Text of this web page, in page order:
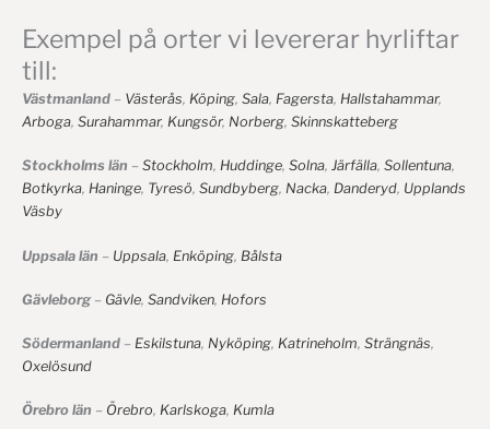
Exempel på orter vi levererar hyrliftar
till:
Västmanland – Västerås, Köping, Sala, Fagersta, Hallstahammar,
Arboga, Surahammar, Kungsör, Norberg, Skinnskatteberg
Stockholms län – Stockholm, Huddinge, Solna, Järfälla, Sollentuna,
Botkyrka, Haninge, Tyresö, Sundbyberg, Nacka, Danderyd, Upplands
Väsby
Uppsala län – Uppsala, Enköping, Bålsta
Gävleborg – Gävle, Sandviken, Hofors
Södermanland – Eskilstuna, Nyköping, Katrineholm, Strängnäs,
Oxelösund
Örebro län – Örebro, Karlskoga, Kumla